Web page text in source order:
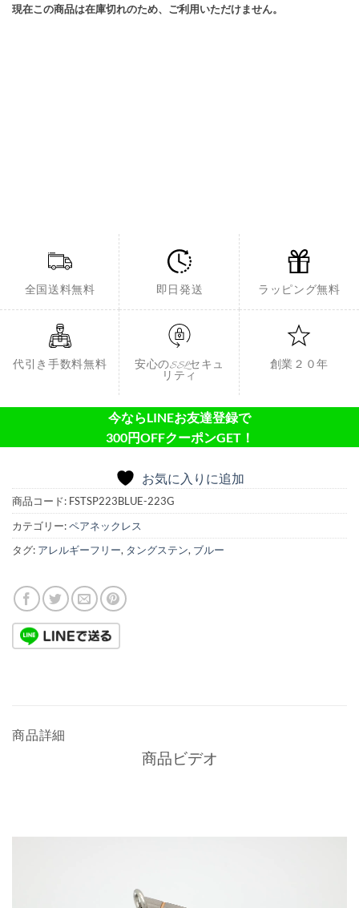
現在この商品は在庫切れのため、ご利用いただけません。
全国送料無料 即日発送 ラッピング無料
代引き手数料無料
安心のSSLセキュ
リティ
創業２０年
今ならLINEお友達登録で
300円OFFクーポンGET！
お気に入りに追加
商品コード: FSTSP223BLUE-223G
カテゴリー:ペアネックレス
タグ: アレルギーフリー, タングステン, ブルー
商品詳細
商品ビデオ